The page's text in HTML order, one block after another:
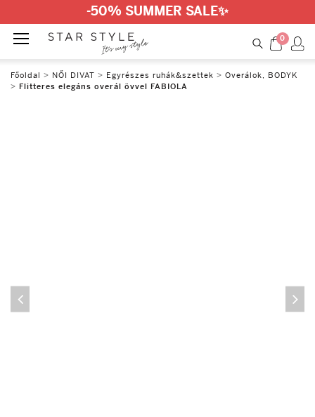
-50% SUMMER SALE✨
0
Főoldal > NŐI DIVAT > Egyrészes ruhák&szettek > Overálok, BODYK
> Flitteres elegáns overál övvel FABIOLA